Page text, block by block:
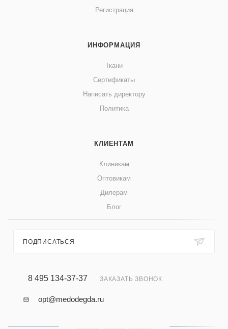
Регистрация
ИНФОРМАЦИЯ
Ткани
Сертификаты
Написать директору
Политика
КЛИЕНТАМ
Клиникам
Оптовикам
Дилерам
Блог
ПОДПИСАТЬСЯ
8 495 134-37-37 ЗАКАЗАТЬ ЗВОНОК
opt@medodegda.ru